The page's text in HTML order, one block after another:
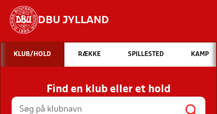
DBU JYLLAND
Hvad vil du søge efter?
INDHOLD OG NYHEDER
STILLINGER, RESULTATER, KLUBBER OG
HOLD
KLUB/HOLD RÆKKE SPILLESTED KAMP
Find en klub eller et hold